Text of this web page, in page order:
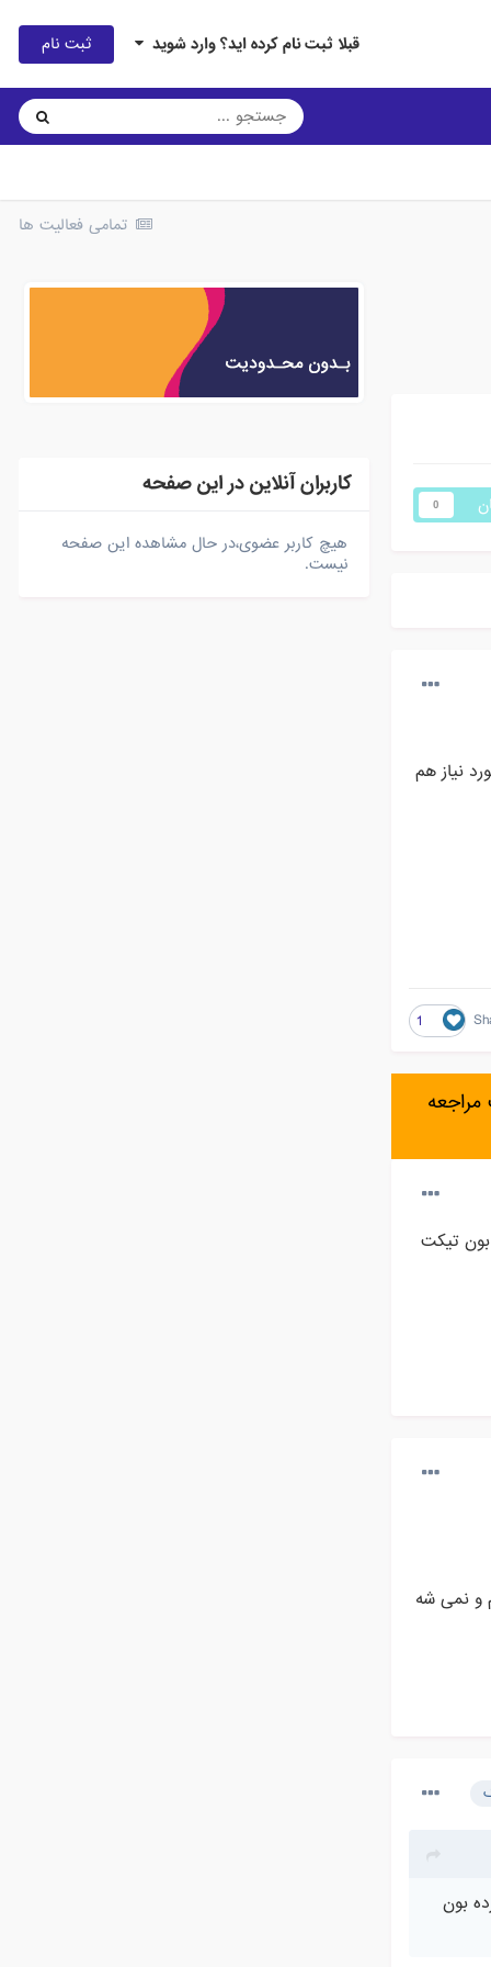
قبلا ثبت نام کرده اید؟ وارد شوید ثبت نام
تمامی فعالیت ها
0
نیاز هم
1
تیکت
و نمی شه
بون
کاربران آنلاین در این صفحه
هیچ کاربر عضوی،در حال مشاهده این صفحه
نیست.